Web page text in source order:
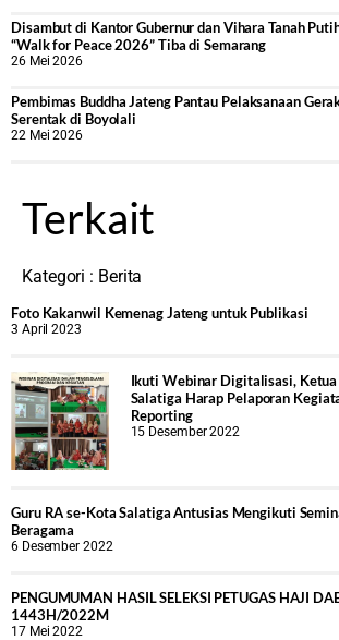
Disambut di Kantor Gubernur dan Vihara Tanah
“Walk for Peace 2026” Tiba di Semarang
26 Mei 2026
‎Pembimas Buddha Jateng Pantau Pelaksanaan
Serentak di Boyolali
22 Mei 2026
Terkait
Kategori : Berita
Foto Kakanwil Kemenag Jateng untuk Publikasi
3 April 2023
Ikuti Webinar Digitalisasi,
Salatiga Harap Pelaporan
Reporting
15 Desember 2022
Guru RA se-Kota Salatiga Antusias Mengikuti
Beragama
6 Desember 2022
PENGUMUMAN HASIL SELEKSI PETUGAS HAJI
1443H/2022M
17 Mei 2022